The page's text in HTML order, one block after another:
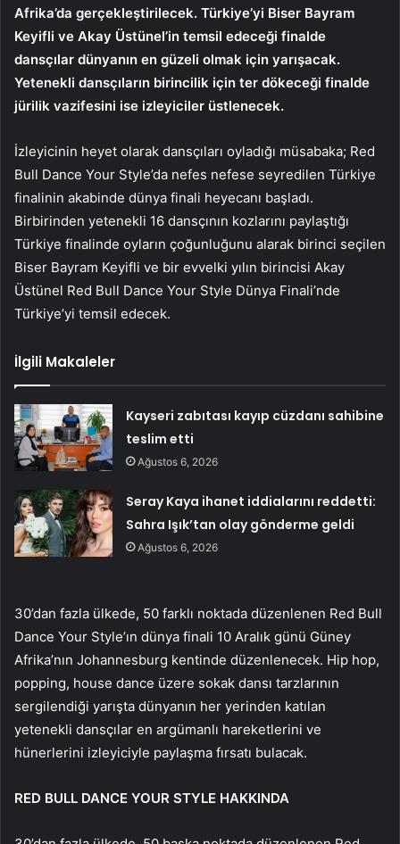
Afrika’da gerçekleştirilecek. Türkiye’yi Biser Bayram
Keyifli ve Akay Üstünel’in temsil edeceği finalde
dansçılar dünyanın en güzeli olmak için yarışacak.
Yetenekli dansçıların birincilik için ter dökeceği finalde
jürilik vazifesini ise izleyiciler üstlenecek.
İzleyicinin heyet olarak dansçıları oyladığı müsabaka; Red
Bull Dance Your Style’da nefes nefese seyredilen Türkiye
finalinin akabinde dünya finali heyecanı başladı.
Birbirinden yetenekli 16 dansçının kozlarını paylaştığı
Türkiye finalinde oyların çoğunluğunu alarak birinci seçilen
Biser Bayram Keyifli ve bir evvelki yılın birincisi Akay
Üstünel Red Bull Dance Your Style Dünya Finali’nde
Türkiye’yi temsil edecek.
İlgili Makaleler
Kayseri zabıtası kayıp cüzdanı sahibine
teslim etti
Ağustos 6, 2026
Seray Kaya ihanet iddialarını reddetti:
Sahra Işık’tan olay gönderme geldi
Ağustos 6, 2026
30’dan fazla ülkede, 50 farklı noktada düzenlenen Red Bull
Dance Your Style’ın dünya finali 10 Aralık günü Güney
Afrika’nın Johannesburg kentinde düzenlenecek. Hip hop,
popping, house dance üzere sokak dansı tarzlarının
sergilendiği yarışta dünyanın her yerinden katılan
yetenekli dansçılar en argümanlı hareketlerini ve
hünerlerini izleyiciyle paylaşma fırsatı bulacak.
RED BULL DANCE YOUR STYLE HAKKINDA